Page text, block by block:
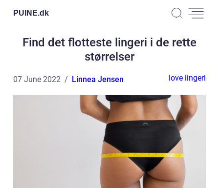
PUINE.dk
Find det flotteste lingeri i de rette
størrelser
07 June 2022 Linnea Jensen love lingeri